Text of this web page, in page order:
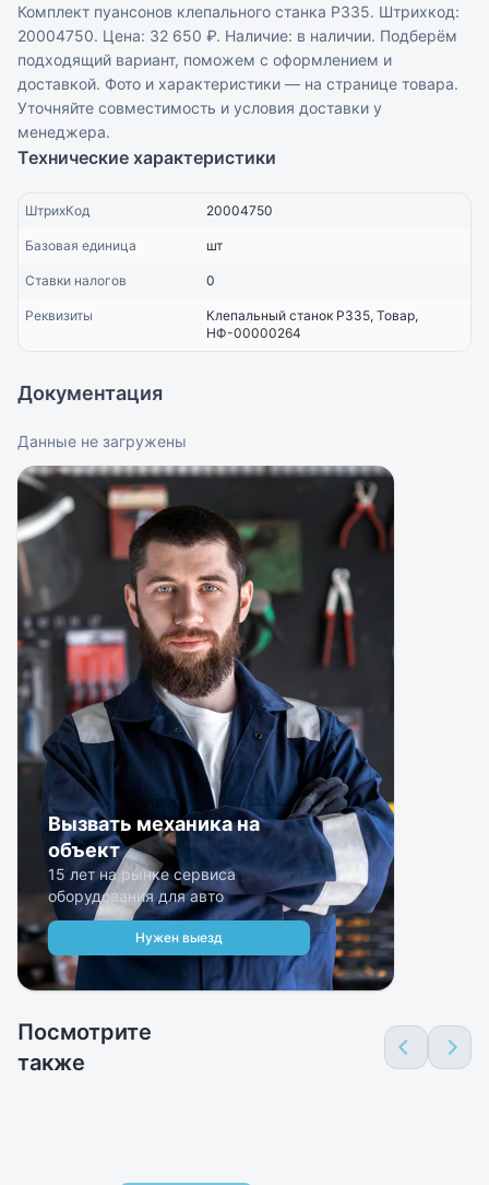
Комплект пуансонов клепального станка Р335. Штрихкод:
20004750. Цена: 32 650 ₽. Наличие: в наличии. Подберём
подходящий вариант, поможем с оформлением и
доставкой. Фото и характеристики — на странице товара.
Уточняйте совместимость и условия доставки у
менеджера.
Технические характеристики
ШтрихКод 20004750
Базовая единица шт
Ставки налогов 0
Реквизиты
Клепальный станок Р335, Товар,
НФ-00000264
Документация
Данные не загружены
Вызвать механика на
объект
15 лет на рынке сервиса
оборудования для авто
Нужен выезд
Посмотрите
также